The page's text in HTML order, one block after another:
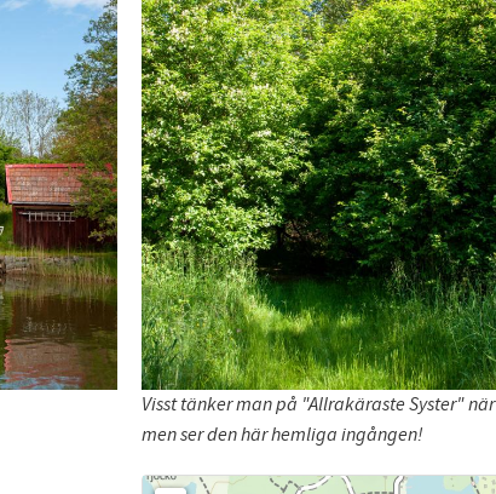
Visst tänker man på "Allrakäraste Syster" när
men ser den här hemliga ingången!